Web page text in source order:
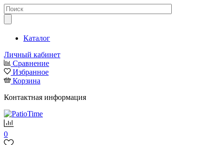
Каталог
Личный кабинет
Сравнение
Избранное
Корзина
Контактная информация
0